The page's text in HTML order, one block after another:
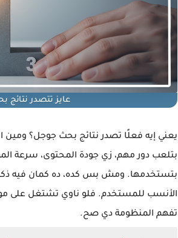
عايز تتصدر
يعني إيه فعلًا تصدر نتائج بحث جوجل؟
بتلعب دور مهم، زي جودة المحتوى، سرعة
بتستخدمها. ومش بس كده، ده كمان فيه
الأنسب للمستخدم. فلو ناوي تشتغل على
تفهم المنظومة دي صح.